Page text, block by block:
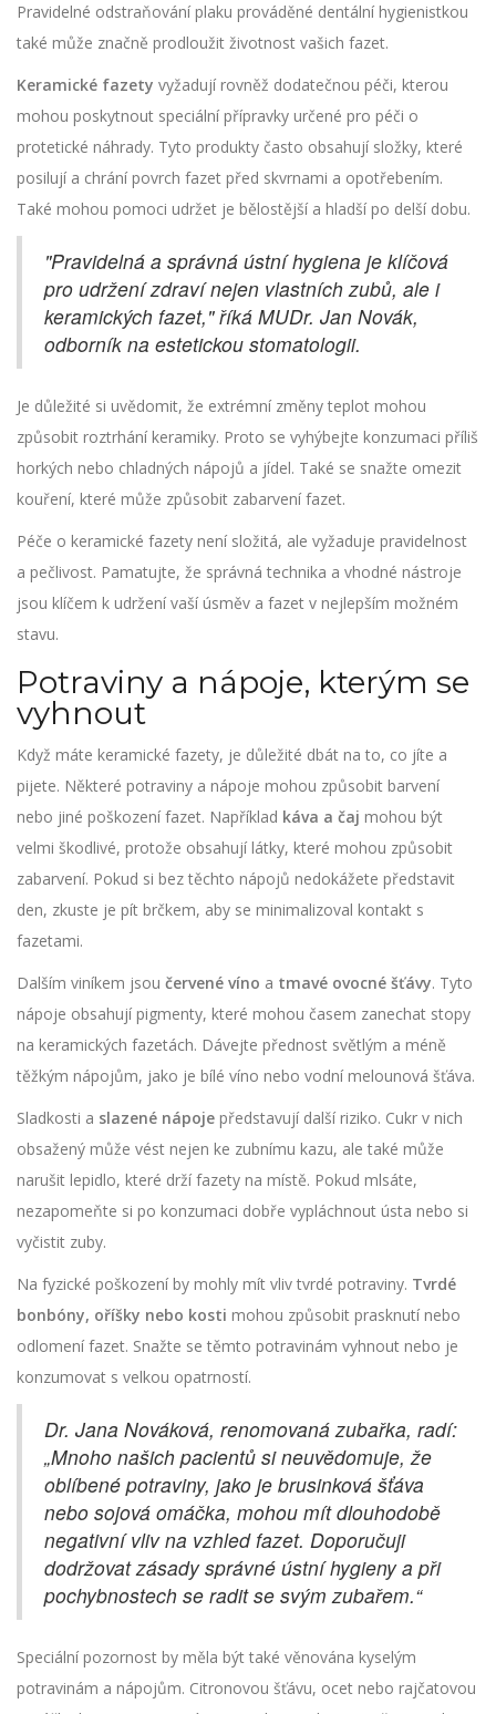
Pravidelné odstraňování plaku prováděné dentální hygienistkou
také může značně prodloužit životnost vašich fazet.
Keramické fazety vyžadují rovněž dodatečnou péči, kterou
mohou poskytnout speciální přípravky určené pro péči o
protetické náhrady. Tyto produkty často obsahují složky, které
posilují a chrání povrch fazet před skvrnami a opotřebením.
Také mohou pomoci udržet je bělostější a hladší po delší dobu.
"Pravidelná a správná ústní hygiena je klíčová
pro udržení zdraví nejen vlastních zubů, ale i
keramických fazet," říká MUDr. Jan Novák,
odborník na estetickou stomatologii.
Je důležité si uvědomit, že extrémní změny teplot mohou
způsobit roztrhání keramiky. Proto se vyhýbejte konzumaci příliš
horkých nebo chladných nápojů a jídel. Také se snažte omezit
kouření, které může způsobit zabarvení fazet.
Péče o keramické fazety není složitá, ale vyžaduje pravidelnost
a pečlivost. Pamatujte, že správná technika a vhodné nástroje
jsou klíčem k udržení vaší úsměv a fazet v nejlepším možném
stavu.
Potraviny a nápoje, kterým se
vyhnout
Když máte keramické fazety, je důležité dbát na to, co jíte a
pijete. Některé potraviny a nápoje mohou způsobit barvení
nebo jiné poškození fazet. Například káva a čaj mohou být
velmi škodlivé, protože obsahují látky, které mohou způsobit
zabarvení. Pokud si bez těchto nápojů nedokážete představit
den, zkuste je pít brčkem, aby se minimalizoval kontakt s
fazetami.
Dalším viníkem jsou červené víno a tmavé ovocné šťávy. Tyto
nápoje obsahují pigmenty, které mohou časem zanechat stopy
na keramických fazetách. Dávejte přednost světlým a méně
těžkým nápojům, jako je bílé víno nebo vodní melounová šťáva.
Sladkosti a slazené nápoje představují další riziko. Cukr v nich
obsažený může vést nejen ke zubnímu kazu, ale také může
narušit lepidlo, které drží fazety na místě. Pokud mlsáte,
nezapomeňte si po konzumaci dobře vypláchnout ústa nebo si
vyčistit zuby.
Na fyzické poškození by mohly mít vliv tvrdé potraviny. Tvrdé
bonbóny, oříšky nebo kosti mohou způsobit prasknutí nebo
odlomení fazet. Snažte se těmto potravinám vyhnout nebo je
konzumovat s velkou opatrností.
Dr. Jana Nováková, renomovaná zubařka, radí:
„Mnoho našich pacientů si neuvědomuje, že
oblíbené potraviny, jako je brusinková šťáva
nebo sojová omáčka, mohou mít dlouhodobě
negativní vliv na vzhled fazet. Doporučuji
dodržovat zásady správné ústní hygieny a při
pochybnostech se radit se svým zubařem.“
Speciální pozornost by měla být také věnována kyselým
potravinám a nápojům. Citronovou šťávu, ocet nebo rajčatovou